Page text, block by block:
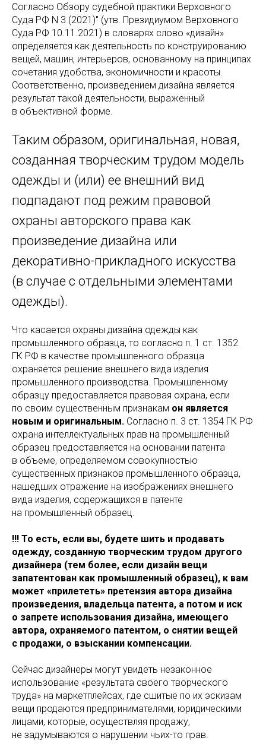
Согласно Обзору судебной практики Верховного
Суда РФ N 3 (2021)" (утв. Президиумом Верховного
Суда РФ 10.11.2021) в словарях слово «дизайн»
определяется как деятельность по конструированию
вещей, машин, интерьеров, основанному на принципах
сочетания удобства, экономичности и красоты.
Соответственно, произведением дизайна является
результат такой деятельности, выраженный
в объективной форме.
Таким образом, оригинальная, новая,
созданная творческим трудом модель
одежды и (или) ее внешний вид
подпадают под режим правовой
охраны авторского права как
произведение дизайна или
декоративно-прикладного искусства
(в случае с отдельными элементами
одежды).
Что касается охраны дизайна одежды как
промышленного образца, то согласно п. 1 ст. 1352
ГК РФ в качестве промышленного образца
охраняется решение внешнего вида изделия
промышленного производства. Промышленному
образцу предоставляется правовая охрана, если
по своим существенным признакам он является
новым и оригинальным. Согласно п. 3 ст. 1354 ГК РФ
охрана интеллектуальных прав на промышленный
образец предоставляется на основании патента
в объеме, определяемом совокупностью
существенных признаков промышленного образца,
нашедших отражение на изображениях внешнего
вида изделия, содержащихся в патенте
на промышленный образец.
!!! То есть, если вы, будете шить и продавать
одежду, созданную творческим трудом другого
дизайнера (тем более, если дизайн вещи
запатентован как промышленный образец), к вам
может «прилететь» претензия автора дизайна
произведения, владельца патента, а потом и иск
о запрете использования дизайна, имеющего
автора, охраняемого патентом, о снятии вещей
с продажи, о взыскании компенсации.
Сейчас дизайнеры могут увидеть незаконное
использование «результата своего творческого
труда» на маркетплейсах, где сшитые по их эскизам
вещи продаются предпринимателями, юридическими
лицами, которые, осуществляя продажу,
не задумываются о нарушении чьих-то прав.